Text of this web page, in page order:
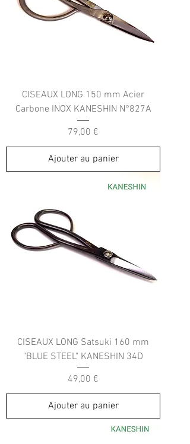
CISEAUX LONG 150 mm Acier
Carbone INOX KANESHIN N°827A
Prix
79,00 €
Ajouter au panier
CISEAUX LONG Satsuki 160 mm
"BLUE STEEL" KANESHIN 34D
Prix
49,00 €
Ajouter au panier